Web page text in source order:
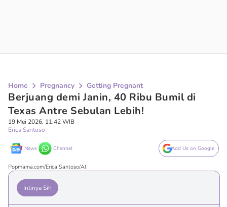
Home Pregnancy Getting Pregnant
Berjuang demi Janin, 40 Ribu Bumil di
Texas Antre Sebulan Lebih!
19 Mei 2026, 11:42 WIB
Erica Santoso
News Channel Add Us on Google
Popmama.com/Erica Santoso/AI
Intinya Sih